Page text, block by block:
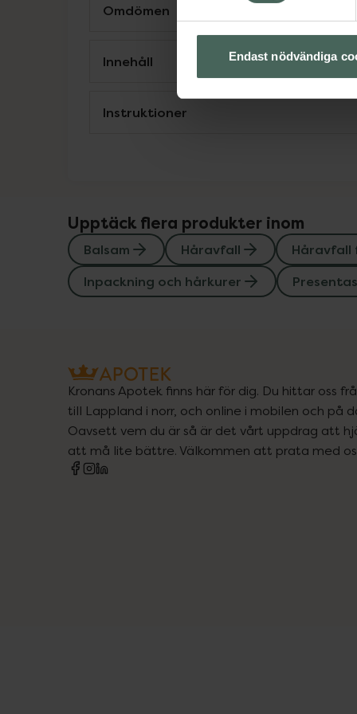
Endast nödvändiga
Omdömen
Innehåll
Instruktioner
Upptäck flera produkter inom
Balsam Håravfall Håravfall
Inpackning och hårkurer
Kronans Apotek finns här för dig. Du hittar oss
till Lappland i norr, och online i mobilen och på
Oavsett vem du är så är det vårt uppdrag att
att må lite bättre. Välkommen att prata med